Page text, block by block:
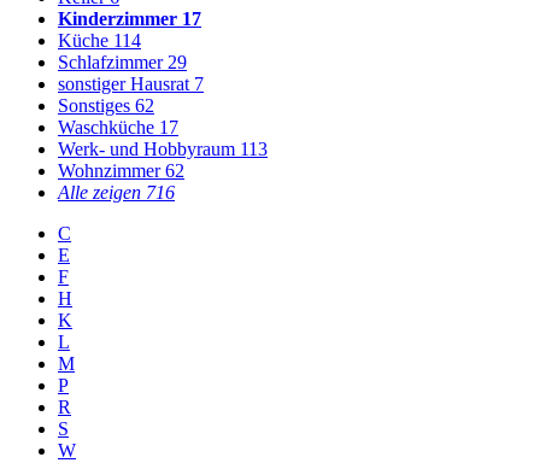
Kinderzimmer 17
Küche 114
Schlafzimmer 29
sonstiger Hausrat 7
Sonstiges 62
Waschküche 17
Werk- und Hobbyraum 113
Wohnzimmer62
Alle zeigen 716
C
E
F
H
K
L
M
P
R
S
W